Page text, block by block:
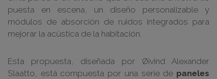
puesta en escena, un diseño personalizable y
módulos de absorción de ruidos integrados para
mejorar la acústica de la habitación.
Esta propuesta, diseñada por Øivind Alexander
Slaatto, está compuesta por una serie de paneles